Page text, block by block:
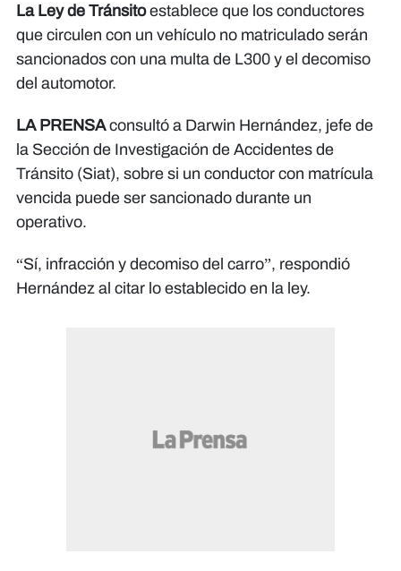
La Ley de Tránsitoestablece que los conductores
que circulen con un vehículo no matriculado serán
sancionados con una multa de L300 y el decomiso
del automotor.
LA PRENSAconsultó a Darwin Hernández, jefe de
la Sección de Investigación de Accidentes de
Tránsito (Siat), sobre si un conductor con matrícula
vencida puede ser sancionado durante un
operativo.
“Sí, infracción y decomiso del carro”, respondió
Hernández al citar lo establecido en la ley.